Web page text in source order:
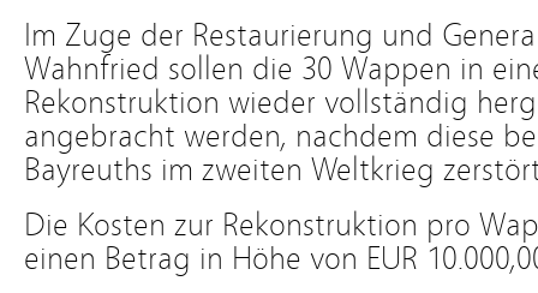
Im Zuge der Restaurierung und
Wahnfried sollen die 30 Wappen in
Rekonstruktion wieder vollständig
angebracht werden, nachdem diese
Bayreuths im zweiten Weltkrieg
Die Kosten zur Rekonstruktion pro
einen Betrag in Höhe von EUR